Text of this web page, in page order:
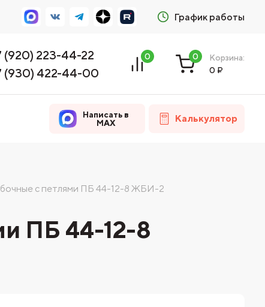
График работы
(920) 223-44-22
(930) 422-44-00
0 0
Корзина:
0 ₽
Написать в
MAX
Калькулятор
с петлями ПБ 44-12-8 ЖБИ-2
ПБ 44-12-8